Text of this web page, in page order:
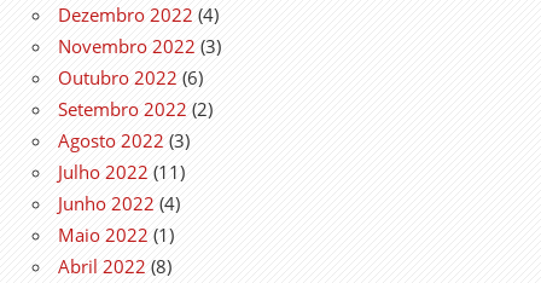
Dezembro 2022 (4)
Novembro 2022 (3)
Outubro 2022 (6)
Setembro 2022 (2)
Agosto 2022 (3)
Julho 2022 (11)
Junho 2022 (4)
Maio 2022 (1)
Abril 2022 (8)